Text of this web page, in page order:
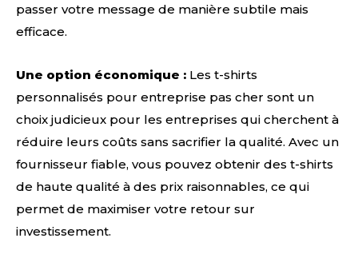
passer votre message de manière subtile mais
efficace.
Une option économique : Les t-shirts
personnalisés pour entreprise pas cher sont un
choix judicieux pour les entreprises qui cherchent à
réduire leurs coûts sans sacrifier la qualité. Avec un
fournisseur fiable, vous pouvez obtenir des t-shirts
de haute qualité à des prix raisonnables, ce qui
permet de maximiser votre retour sur
investissement.